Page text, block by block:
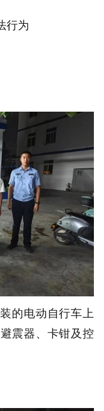
行为
的电动自行车上
震器、卡钳及控